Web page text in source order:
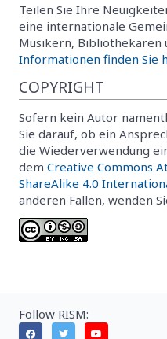
Teilen Sie Ihre
eine internationale
Musikern, Bibliothekaren
Informationen finden Sie
COPYRIGHT
Sofern kein Autor
Sie darauf, ob ein
die Wiederverwendung
dem Creative Commons
ShareAlike 4.0
anderen Fällen, wenden
Follow RISM: